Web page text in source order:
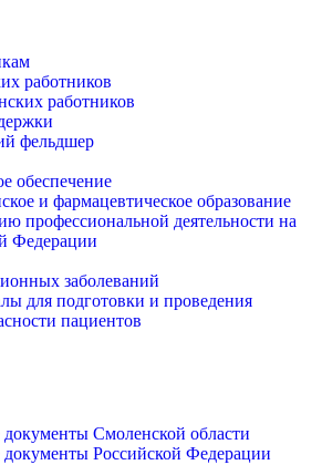
работников
работников
фельдшер
обеспечение
и фармацевтическое образование
профессиональной деятельности на
Федерации
заболеваний
для подготовки и проведения
пациентов
Смоленской области
Российской Федерации